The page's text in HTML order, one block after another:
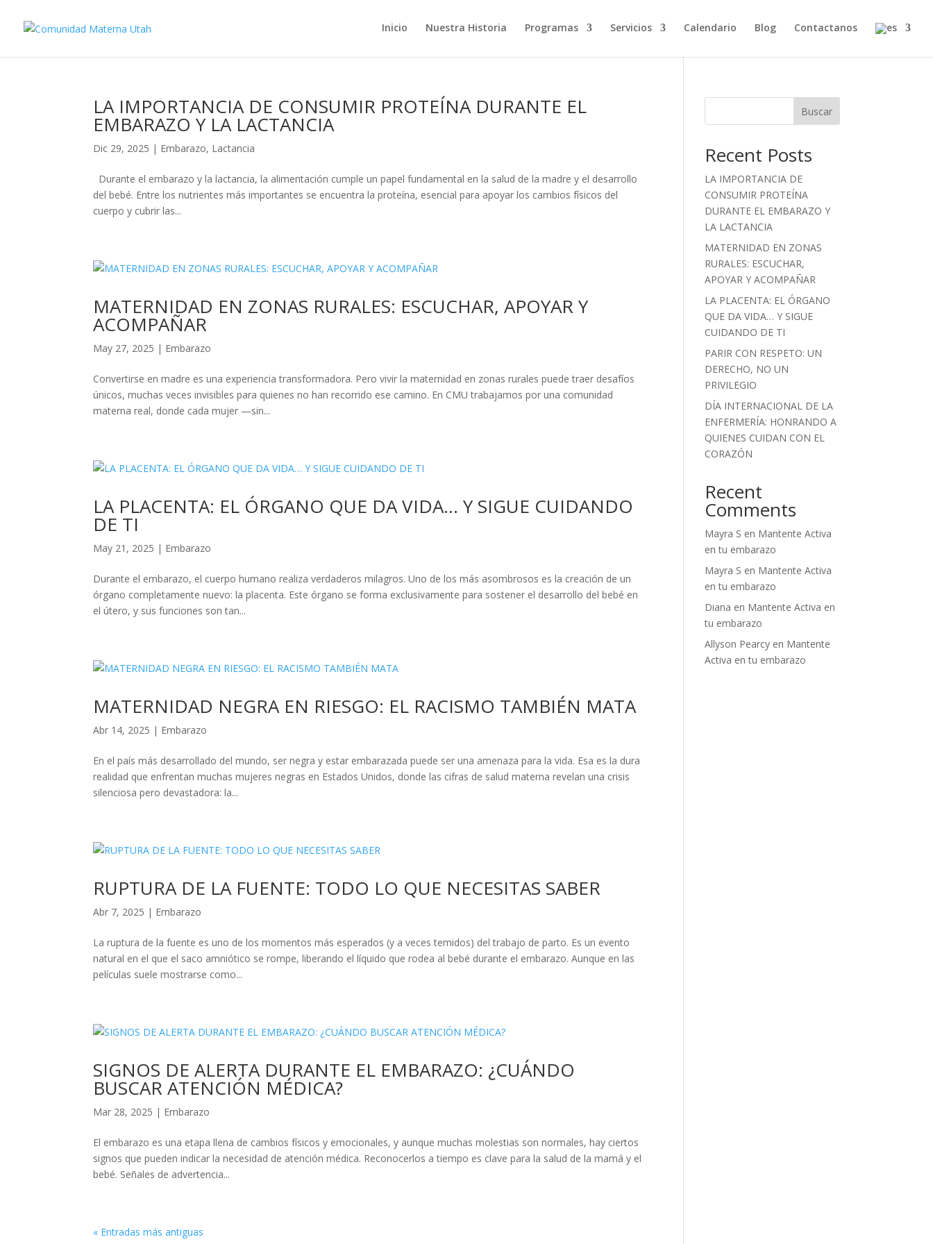
Inicio Nuestra Historia Programas Servicios Calendario Blog Contactanos
LA IMPORTANCIA DE CONSUMIR PROTEÍNA DURANTE EL
EMBARAZO Y LA LACTANCIA
Dic 29, 2025 | Embarazo, Lactancia
Durante el embarazo y la lactancia, la alimentación cumple un papel fundamental en la salud de la madre y el desarrollo
del bebé. Entre los nutrientes más importantes se encuentra la proteína, esencial para apoyar los cambios físicos del
cuerpo y cubrir las...
MATERNIDAD EN ZONAS RURALES: ESCUCHAR, APOYAR Y
ACOMPAÑAR
May 27, 2025 | Embarazo
Convertirse en madre es una experiencia transformadora. Pero vivir la maternidad en zonas rurales puede traer desafíos
únicos, muchas veces invisibles para quienes no han recorrido ese camino. En CMU trabajamos por una comunidad
materna real, donde cada mujer —sin...
LA PLACENTA: EL ÓRGANO QUE DA VIDA… Y SIGUE CUIDANDO
DE TI
May 21, 2025 | Embarazo
Durante el embarazo, el cuerpo humano realiza verdaderos milagros. Uno de los más asombrosos es la creación de un
órgano completamente nuevo: la placenta. Este órgano se forma exclusivamente para sostener el desarrollo del bebé en
el útero, y sus funciones son tan...
MATERNIDAD NEGRA EN RIESGO: EL RACISMO TAMBIÉN MATA
Abr 14, 2025 | Embarazo
En el país más desarrollado del mundo, ser negra y estar embarazada puede ser una amenaza para la vida. Esa es la dura
realidad que enfrentan muchas mujeres negras en Estados Unidos, donde las cifras de salud materna revelan una crisis
silenciosa pero devastadora: la...
RUPTURA DE LA FUENTE: TODO LO QUE NECESITAS SABER
Abr 7, 2025 | Embarazo
La ruptura de la fuente es uno de los momentos más esperados (y a veces temidos) del trabajo de parto. Es un evento
natural en el que el saco amniótico se rompe, liberando el líquido que rodea al bebé durante el embarazo. Aunque en las
películas suele mostrarse como...
SIGNOS DE ALERTA DURANTE EL EMBARAZO: ¿CUÁNDO
BUSCAR ATENCIÓN MÉDICA?
Mar 28, 2025 | Embarazo
El embarazo es una etapa llena de cambios físicos y emocionales, y aunque muchas molestias son normales, hay ciertos
signos que pueden indicar la necesidad de atención médica. Reconocerlos a tiempo es clave para la salud de la mamá y el
bebé. Señales de advertencia...
« Entradas más antiguas
Buscar
Recent Posts
LA IMPORTANCIA DE
CONSUMIR PROTEÍNA
DURANTE EL EMBARAZO Y
LA LACTANCIA
MATERNIDAD EN ZONAS
RURALES: ESCUCHAR,
APOYAR Y ACOMPAÑAR
LA PLACENTA: EL ÓRGANO
QUE DA VIDA… Y SIGUE
CUIDANDO DE TI
PARIR CON RESPETO: UN
DERECHO, NO UN
PRIVILEGIO
DÍA INTERNACIONAL DE LA
ENFERMERÍA: HONRANDO A
QUIENES CUIDAN CON EL
CORAZÓN
Recent
Comments
Mayra S en Mantente Activa
en tu embarazo
Mayra S en Mantente Activa
en tu embarazo
Diana en Mantente Activa en
tu embarazo
Allyson Pearcy en Mantente
Activa en tu embarazo